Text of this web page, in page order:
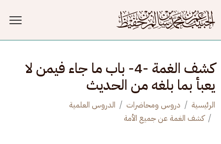
كشف الغمة -4- باب ما جاء فيمن لا
يعبأ بما بلغه من الحديث
الرئيسية دروس ومحاضرات
الدروس العلمية
كشف الغمة عن جميع الأمة